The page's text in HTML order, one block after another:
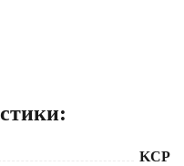
KCP